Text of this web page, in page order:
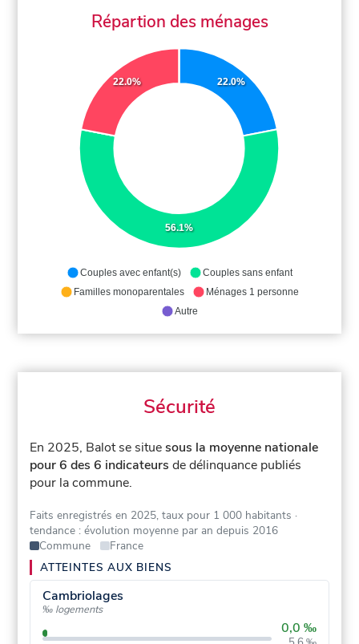
Répartion des ménages
22.0%
56.1%
22.0%
Couples avec enfant(s)
Couples sans enfant
Familles monoparentales
Ménages 1 personne
Autre
Sécurité
En 2025, Balot se situesous la moyenne nationale
pour 6 des 6 indicateurs de délinquance publiés
pour la commune.
Faits enregistrés en 2025, taux pour 1 000 habitants ·
tendance : évolution moyenne par an depuis 2016
Commune
France
ATTEINTES AUX BIENS
Cambriolages
‰ logements
0,0 ‰